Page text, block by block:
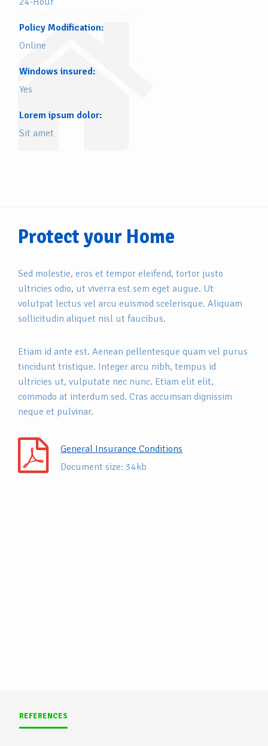
Policy Modification:
Online
Windows insured:
Yes
Lorem ipsum dolor:
Sit amet
Protect your Home
Sed molestie, eros et tempor eleifend, tortor justo
ultricies odio, ut viverra est sem eget augue. Ut
volutpat lectus vel arcu euismod scelerisque. Aliquam
sollicitudin aliquet nisl ut faucibus.
Etiam id ante est. Aenean pellentesque quam vel purus
tincidunt tristique. Integer arcu nibh, tempus id
ultricies ut, vulputate nec nunc. Etiam elit elit,
commodo at interdum sed. Cras accumsan dignissim
neque et pulvinar.
General Insurance Conditions
Document size: 34kb
REFERENCES